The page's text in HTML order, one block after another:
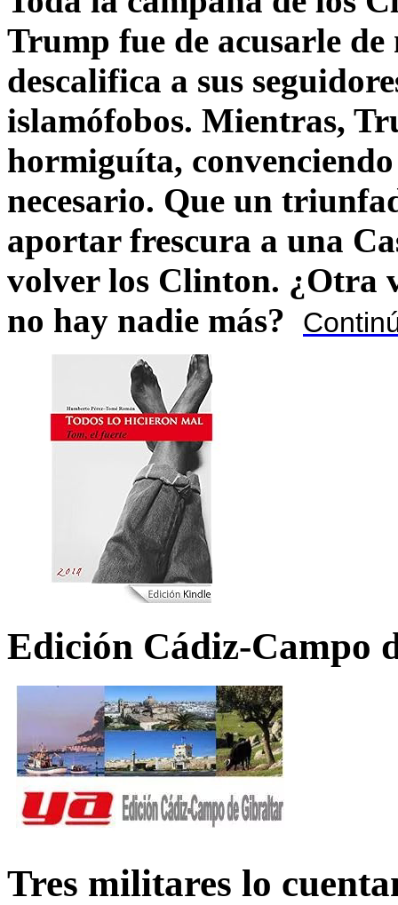
Trump fue de acusarle
descalifica a sus
islamófobos. Mientras,
hormiguíta,
necesario. Que un
aportar frescura a una
volver los Clinton. ¿Otra
no hay nadie más?
Edición Cádiz-Campo
Tres militares lo